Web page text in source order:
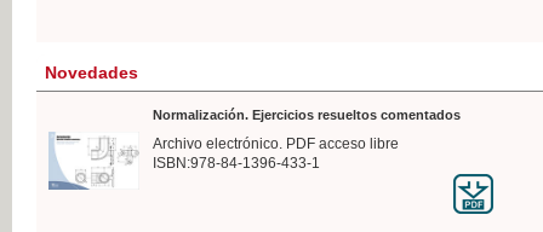
Novedades
Normalización. Ejercicios resueltos comentados
Archivo electrónico. PDF acceso libre
ISBN:978-84-1396-433-1